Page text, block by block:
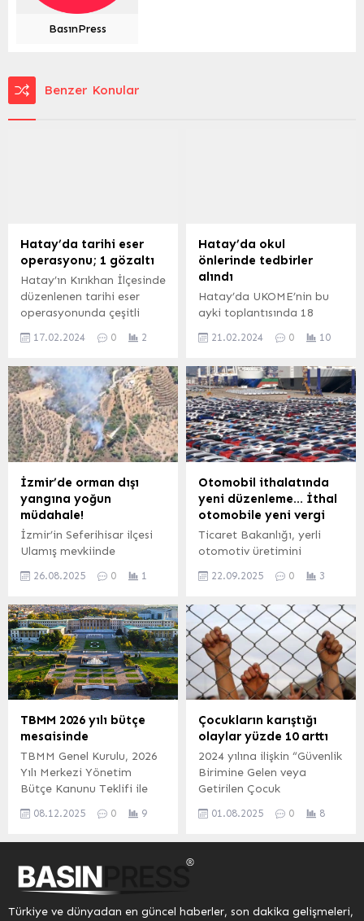
BasınPress
Benzer Konular
Hatay’da tarihi eser
operasyonu; 1 gözaltı
Hatay’ın Kırıkhan İlçesinde
düzenlenen tarihi eser
operasyonunda çeşitli
gözaltına alındı. 17 Şubat
Hatay’ın Kırıkhan İlçesi
Bahçelievler Mahallesinde
şüpheli bir şahsın ev ve
eklentilerinde yapılan
aramalarda; tarihi eser
olduğu değerlendirilen
parçalar ele geçirildi.
Aramalarda, 67 adet
yüzük, 217 adet sikke, 2
17.02.2024 0 2
Hatay’da okul
önlerinde tedbirler
alındı
Hatay’da UKOME’nin bu
ayki toplantısında 18
görüşülerek karara
Hatay Büyükşehir
Belediyesi Ulaşım
Koordinasyon Merkezi
(UKOME) Şubat ayı
toplantısı gerçekleştirildi.
Reyhanlı, Kırıkhan, Erzin,
Defne ve Antakya
ilçelerinde muhtelif
okulların önlerine
öğrencilerin can ve trafik
güvenliğini sağlamak
amacıyla araçların
hızlarını kesmek için kasis
21.02.2024 0 10
İzmir’de orman dışı
yangına yoğun
müdahale!
İzmir’in Seferihisar ilçesi
Ulamış mevkiinde
yangına, Orman Genel
8 helikopter, 25 arazöz, 2
iş makinesi ve 182
personelle müdahale
ediyor. Yangını kontrol
altına alma çalışmaları
sürüyor İZMİR (İGFA) –
İzmir’in Seferihisar ilçesine
bağlı Ulamış mevkiinde
yangına, Orman Genel
Müdürlüğü...
26.08.2025 0 1
Otomobil ithalatında
yeni düzenleme… İthal
otomobile yeni vergi
Ticaret Bakanlığı, yerli
otomotiv üretimini
azaltmak amacıyla binek
mali yükümlülük
getirildiğini duyurdu. AB
ve STA ülkeleri dışındaki
ithalatlarda vergiler yüzde
25-30 aralığında veya
minimum 6 bin ile 8 bin
500 dolar olarak
uygulanacak olup yürürlük
60 gün sonra başlayacak.
ANKARA (İGFA) –
Ticaret...
22.09.2025 0 3
TBMM 2026 yılı bütçe
mesaisinde
TBMM Genel Kurulu, 2026
Yılı Merkezi Yönetim
Bütçe Kanunu Teklifi ile
Kanunu Teklifi’nin
Bütçe görüşmeleri 14 gün
sürecek ve resmi tatiller
08.12.2025 0 9
Çocukların karıştığı
olaylar yüzde 10 arttı
2024 yılına ilişkin “Güvenlik
Birimine Gelen veya
Getirilen Çocuk
yayımlayan TÜİK,
01.08.2025 0 8
Türkiye ve dünyadan en güncel haberler, son dakika gelişmeleri,